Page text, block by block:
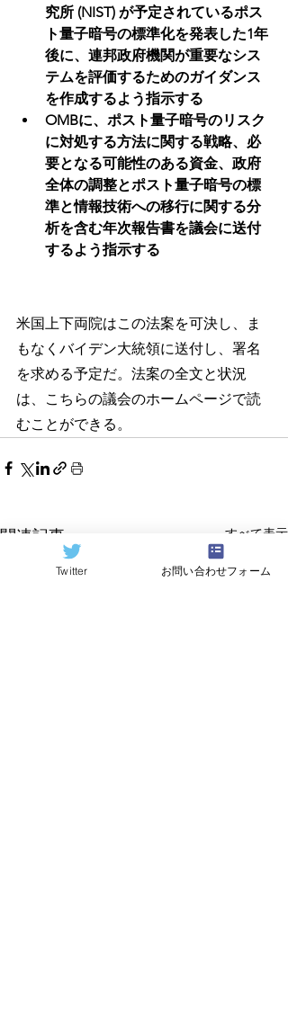
究所 (NIST) が予定されているポス
ト量子暗号の標準化を発表した1年
後に、連邦政府機関が重要なシス
テムを評価するためのガイダンス
を作成するよう指示する
OMBに、ポスト量子暗号のリスク
に対処する方法に関する戦略、必
要となる可能性のある資金、政府
全体の調整とポスト量子暗号の標
準と情報技術への移行に関する分
析を含む年次報告書を議会に送付
するよう指示する
米国上下両院はこの法案を可決し、ま
もなくバイデン大統領に送付し、署名
を求める予定だ。法案の全文と状況
は、こちらの議会のホームページで読
むことができる。
関連記事 すべて表示
Twitter お問い合わせフォーム